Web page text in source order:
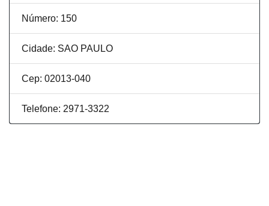
Número: 150
Cidade: SAO PAULO
Cep: 02013-040
Telefone: 2971-3322